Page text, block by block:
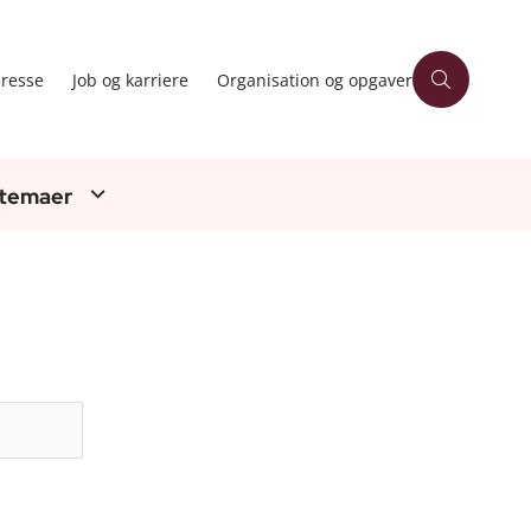
Job og karriere Organisation og opgaver